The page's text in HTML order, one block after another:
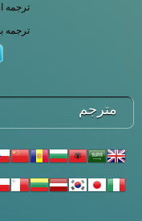
ترجمه
ترجمه
مترجم